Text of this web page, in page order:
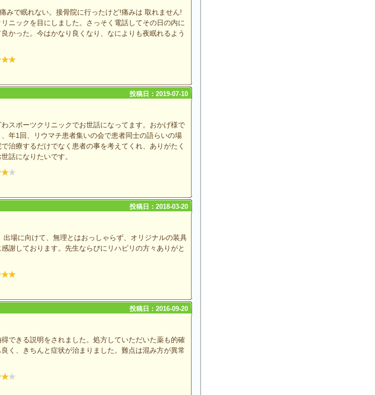
みで眠れない。接骨院に行ったけど!痛みは 取れません!
ニックを目にしました。さっそく電話してその日の内に
かった。今はかなり良くなり、なによりも夜眠れるよう
投稿日：2019-07-10
スポーツクリニックでお世話になってます。おかげ様で
年1回、リウマチ患者集いの会で患者同士の語らいの場
治療するだけでなく患者の事を考えてくれ、ありがたく
話になりたいです。
投稿日：2018-03-20
場に向けて、無理とはおっしゃらず、オリジナルの装具
謝しております。先生ならびにリハビリの方々ありがと
投稿日：2016-09-20
できる説明をされました。処方していただいた薬も的確
く、きちんと症状が治まりました。難点は混み方が異常